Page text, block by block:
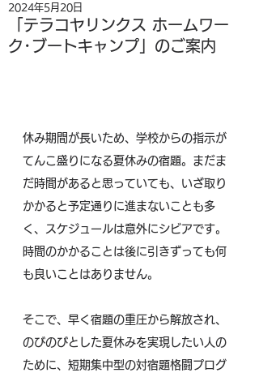
「テラコヤリンクス ホームワー
ク･ブートキャンプ」のご案内
2024年5月20日
休み期間が長いため、学校からの指示が
てんこ盛りになる夏休みの宿題。まだま
だ時間があると思っていても、いざ取り
かかると予定通りに進まないことも多
く、スケジュールは意外にシビアです。
時間のかかることは後に引きずっても何
も良いことはありません。
そこで、早く宿題の重圧から解放され、
のびのびとした夏休みを実現したい人の
ために、短期集中型の対宿題格闘プログ